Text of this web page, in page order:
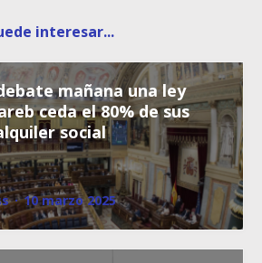
interesar...
mañana una ley
ceda el 80% de sus
social
· 10 marzo 2025